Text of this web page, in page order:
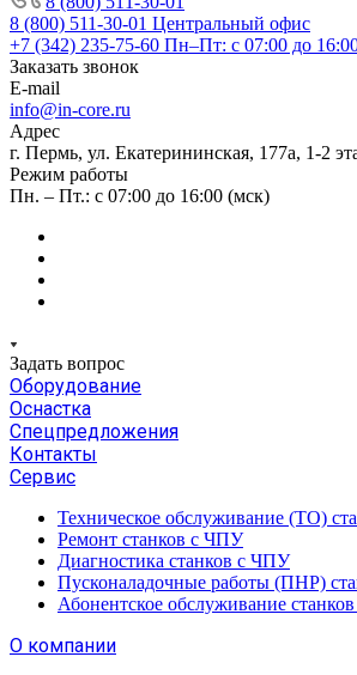
8 (800) 511-30-01 Центральный офис
+7 (342) 235-75-60 Пн–Пт: с 07:00 до
Заказать звонок
E-mail
info@in-core.ru
Адрес
г. Пермь, ул. ​Екатерининская, 177а, ​1-2
Режим работы
Пн. – Пт.: с 07:00 до 16:00 (мск)
Задать вопрос
Оборудование
Оснастка
Спецпредложения
Контакты
Сервис
Техническое обслуживание (ТО)
Ремонт станков с ЧПУ
Диагностика станков с ЧПУ
Пусконаладочные работы (ПНР)
Абонентское обслуживание
О компании